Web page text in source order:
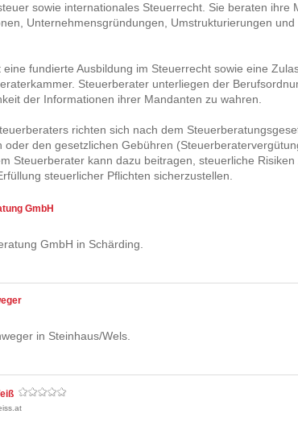
sowie internationales Steuerrecht. Sie beraten ihre
Unternehmensgründungen, Umstrukturierungen und
fundierte Ausbildung im Steuerrecht sowie eine
Steuerberater unterliegen der
der Informationen ihrer Mandanten zu wahren.
richten sich nach dem
den gesetzlichen Gebühren
Steuerberater kann dazu beitragen, steuerliche Risiken
steuerlicher Pflichten sicherzustellen.
GmbH
GmbH in Schärding.
in Steinhaus/Wels.